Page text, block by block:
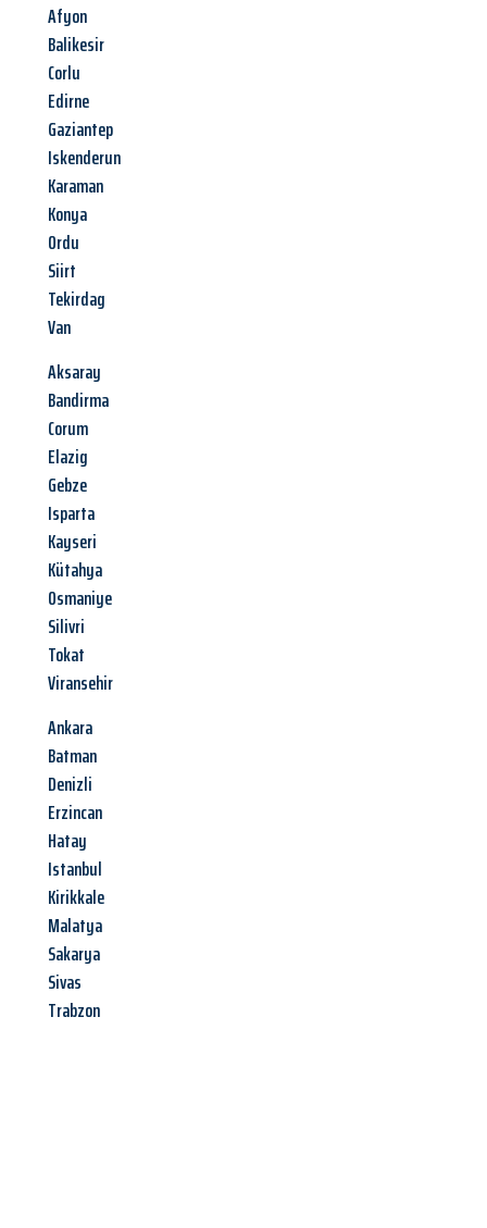
Afyon
Balikesir
Corlu
Edirne
Gaziantep
Iskenderun
Karaman
Konya
Ordu
Siirt
Tekirdag
Van
Aksaray
Bandirma
Corum
Elazig
Gebze
Isparta
Kayseri
Kütahya
Osmaniye
Silivri
Tokat
Viransehir
Ankara
Batman
Denizli
Erzincan
Hatay
Istanbul
Kirikkale
Malatya
Sakarya
Sivas
Trabzon